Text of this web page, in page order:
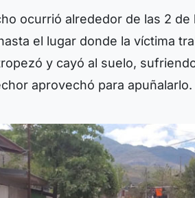
ocurrió alrededor de las 2
el lugar donde la víctima
y cayó al suelo,
aprovechó para apuñalarlo.